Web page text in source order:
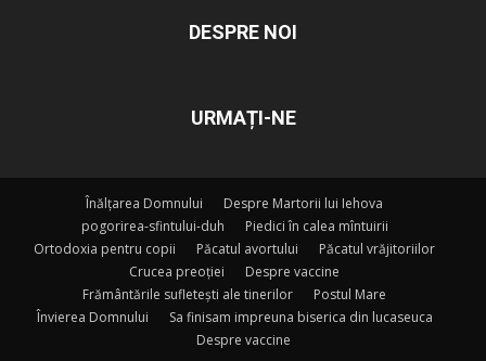
DESPRE NOI
URMAȚI-NE
Înălțarea Domnului
Despre Martorii lui Iehova
pogorirea-sfintului-duh
Piedici în calea mîntuirii
Ortodoxia pentru copii
Păcatul avortului
Păcatul vrăjitoriilor
Crucea preoției
Despre vaccine
Frământările sufletești ale tinerilor
Postul Mare
Învierea Domnului
Sa finisam impreuna biserica din lucaseuca
Despre vaccine